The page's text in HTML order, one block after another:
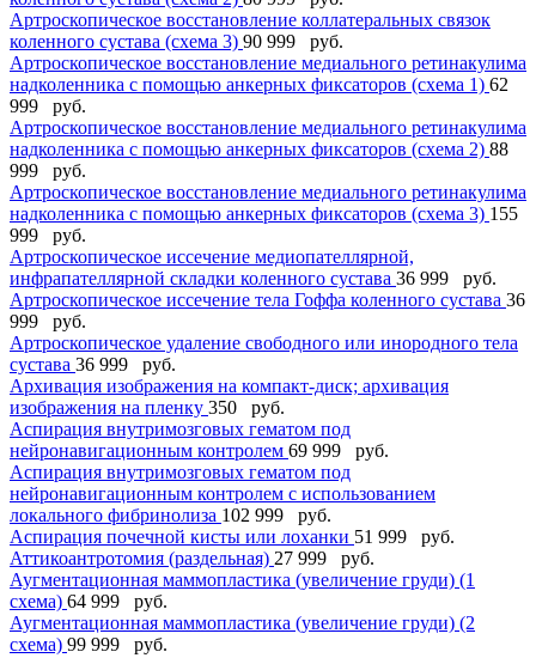
Артроскопическое восстановление коллатеральных связок
коленного сустава (схема 3) 90 999 руб.
Артроскопическое восстановление медиального ретинакулима
надколенника с помощью анкерных фиксаторов (схема 1) 62
999 руб.
Артроскопическое восстановление медиального ретинакулима
надколенника с помощью анкерных фиксаторов (схема 2) 88
999 руб.
Артроскопическое восстановление медиального ретинакулима
надколенника с помощью анкерных фиксаторов (схема 3) 155
999 руб.
Артроскопическое иссечение медиопателлярной,
инфрапателлярной складки коленного сустава 36 999 руб.
Артроскопическое иссечение тела Гоффа коленного сустава 36
999 руб.
Артроскопическое удаление свободного или инородного тела
сустава 36 999 руб.
Архивация изображения на компакт-диск; архивация
изображения на пленку 350 руб.
Аспирация внутримозговых гематом под
нейронавигационным контролем 69 999 руб.
Аспирация внутримозговых гематом под
нейронавигационным контролем с использованием
локального фибринолиза 102 999 руб.
Аспирация почечной кисты или лоханки 51 999 руб.
Аттикоантротомия (раздельная) 27 999 руб.
Аугментационная маммопластика (увеличение груди) (1
схема) 64 999 руб.
Аугментационная маммопластика (увеличение груди) (2
схема) 99 999 руб.